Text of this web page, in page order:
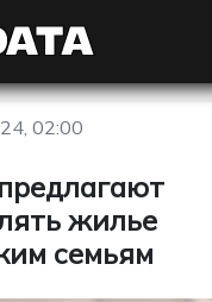
02:00
жилье
семьям